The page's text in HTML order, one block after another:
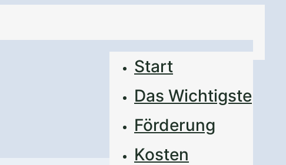
Start
Das Wichtigste
Förderung
Kosten